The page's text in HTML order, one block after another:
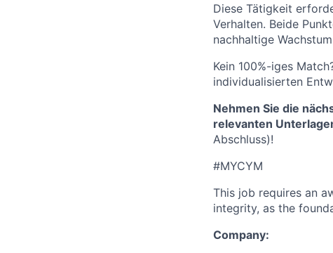
Diese Tätigkeit
Verhalten. Beide
nachhaltige
Kein 100%-iges
individualisierten
Nehmen Sie die
relevanten
Abschluss)!
#MYCYM
This job requires an
integrity, as the
Company: